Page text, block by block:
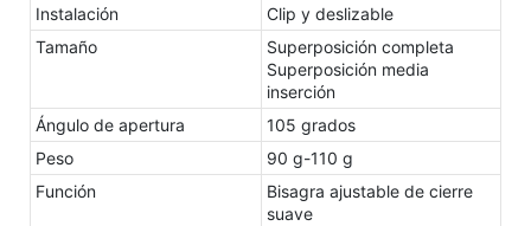
Instalación
Clip y deslizable
Tamaño
Superposición completa
Superposición media
inserción
Ángulo de apertura
105 grados
Peso
90 g-110 g
Función
Bisagra ajustable de cierre
suave